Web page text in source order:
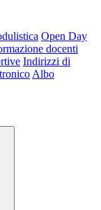
Open Day
docenti
Indirizzi di
Albo